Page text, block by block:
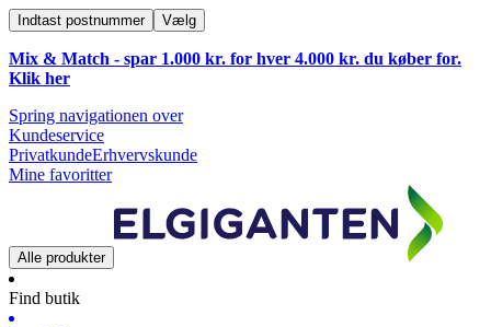
Indtast postnummer Vælg
Mix & Match - spar 1.000 kr. for hver 4.000 kr. du køber for.
Klik her
Spring navigationen over
Kundeservice
PrivatkundeErhvervskunde
Mine favoritter
Alle produkter
Find butik